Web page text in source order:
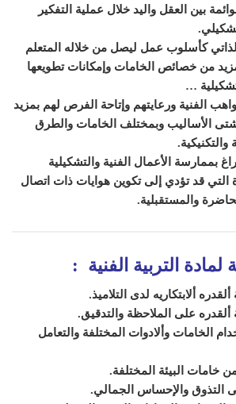
بين العقل واليد خلال عملية التفكير
كأسلوب عمل ليصل من خلاله المتعلم
من خصائص الخامات وإمكانات تطويعها
…
الفنية ورعايتهم وإتاحة الفرص لهم بمزيد
الأساليب وبمختلف الخامات والطرق
والتكنيكية.
بممارسة الأعمال الفنية والتشكيلية
التي قد تؤدي إلى تكوين هوايات ذات اتصال
والمستقبلية.
لمادة التربية الفنية :
ألابتكاريه لدى التلاميذ.
على الملاحظة والتدقيق.
الخامات وألادوات المختلفة والتعامل
خامات البيئة المختلفة.
التذوق والإحساس الجمالي.